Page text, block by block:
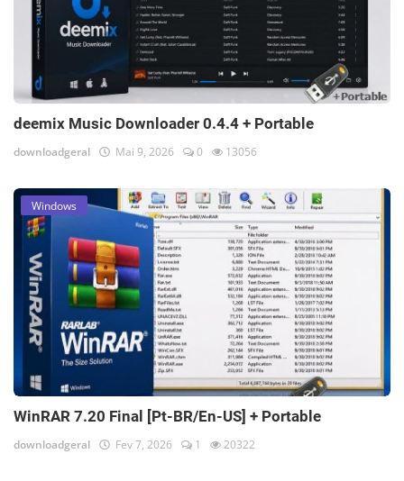
deemix Music Downloader 0.4.4 + Portable
downloadgeral Mai 9, 2026 0 13056
Windows
WinRAR 7.20 Final [Pt-BR/En-US] + Portable
downloadgeral Fev 7, 2026 1 20322